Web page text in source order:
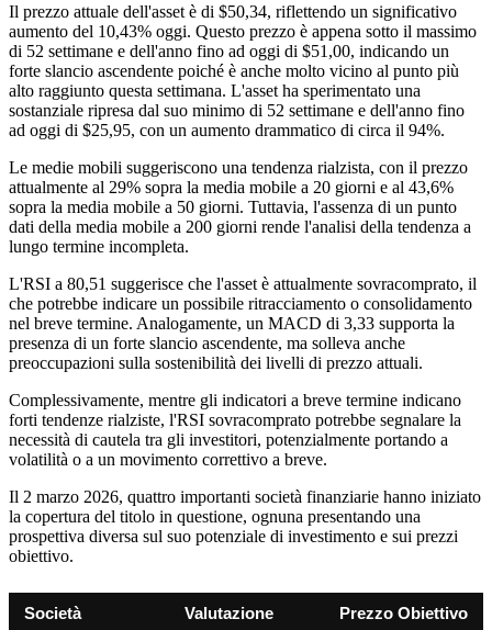
Il prezzo attuale dell'asset è di $50,34, riflettendo un significativo
aumento del 10,43% oggi. Questo prezzo è appena sotto il massimo
di 52 settimane e dell'anno fino ad oggi di $51,00, indicando un
forte slancio ascendente poiché è anche molto vicino al punto più
alto raggiunto questa settimana. L'asset ha sperimentato una
sostanziale ripresa dal suo minimo di 52 settimane e dell'anno fino
ad oggi di $25,95, con un aumento drammatico di circa il 94%.
Le medie mobili suggeriscono una tendenza rialzista, con il prezzo
attualmente al 29% sopra la media mobile a 20 giorni e al 43,6%
sopra la media mobile a 50 giorni. Tuttavia, l'assenza di un punto
dati della media mobile a 200 giorni rende l'analisi della tendenza a
lungo termine incompleta.
L'RSI a 80,51 suggerisce che l'asset è attualmente sovracomprato, il
che potrebbe indicare un possibile ritracciamento o consolidamento
nel breve termine. Analogamente, un MACD di 3,33 supporta la
presenza di un forte slancio ascendente, ma solleva anche
preoccupazioni sulla sostenibilità dei livelli di prezzo attuali.
Complessivamente, mentre gli indicatori a breve termine indicano
forti tendenze rialziste, l'RSI sovracomprato potrebbe segnalare la
necessità di cautela tra gli investitori, potenzialmente portando a
volatilità o a un movimento correttivo a breve.
Il 2 marzo 2026, quattro importanti società finanziarie hanno iniziato
la copertura del titolo in questione, ognuna presentando una
prospettiva diversa sul suo potenziale di investimento e sui prezzi
obiettivo.
Società Valutazione Prezzo Obiettivo